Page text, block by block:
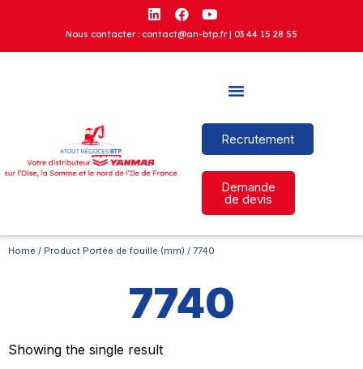
Nous contacter : contact@an-btp.fr | 03 44 15 28 55
Recrutement
Demande
de devis
Home / Product Portée de fouille (mm) / 7740
7740
Showing the single result